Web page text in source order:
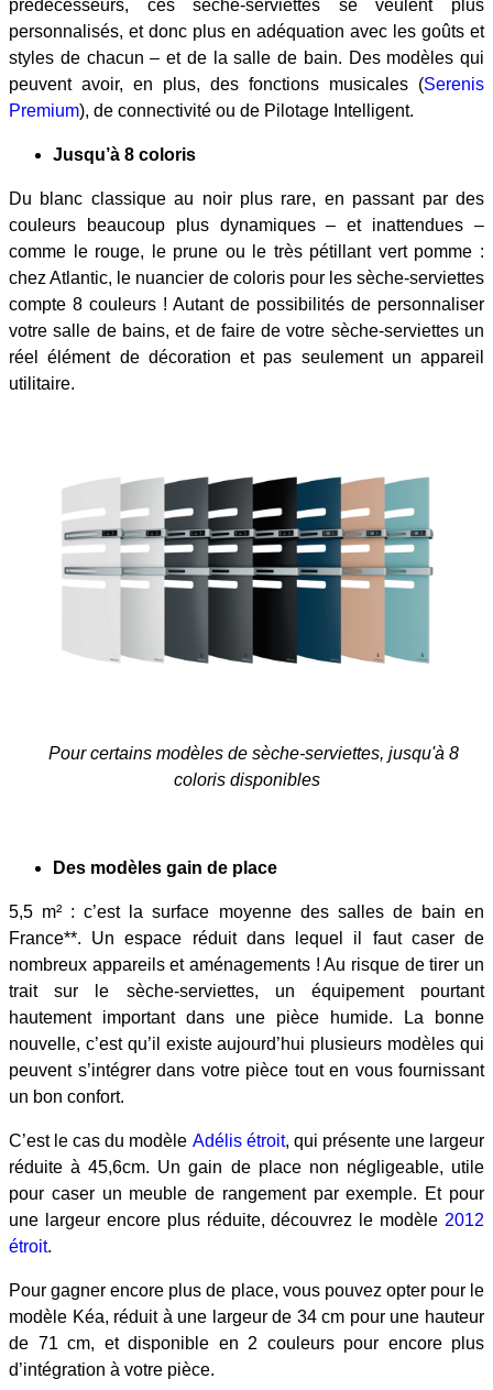
prédécesseurs, ces sèche-serviettes se veulent plus
personnalisés, et donc plus en adéquation avec les goûts et
styles de chacun – et de la salle de bain. Des modèles qui
peuvent avoir, en plus, des fonctions musicales (Serenis
Premium), de connectivité ou de Pilotage Intelligent.
Jusqu’à 8 coloris
Du blanc classique au noir plus rare, en passant par des
couleurs beaucoup plus dynamiques – et inattendues –
comme le rouge, le prune ou le très pétillant vert pomme :
chez Atlantic, le nuancier de coloris pour les sèche-serviettes
compte 8 couleurs ! Autant de possibilités de personnaliser
votre salle de bains, et de faire de votre sèche-serviettes un
réel élément de décoration et pas seulement un appareil
utilitaire.
Pour certains modèles de sèche-serviettes, jusqu'à 8
coloris disponibles
Des modèles gain de place
5,5 m² : c’est la surface moyenne des salles de bain en
France**. Un espace réduit dans lequel il faut caser de
nombreux appareils et aménagements ! Au risque de tirer un
trait sur le sèche-serviettes, un équipement pourtant
hautement important dans une pièce humide. La bonne
nouvelle, c’est qu’il existe aujourd’hui plusieurs modèles qui
peuvent s’intégrer dans votre pièce tout en vous fournissant
un bon confort.
C’est le cas du modèle Adélis étroit, qui présente une largeur
réduite à 45,6cm. Un gain de place non négligeable, utile
pour caser un meuble de rangement par exemple. Et pour
une largeur encore plus réduite, découvrez le modèle 2012
étroit.
Pour gagner encore plus de place, vous pouvez opter pour le
modèle Kéa, réduit à une largeur de 34 cm pour une hauteur
de 71 cm, et disponible en 2 couleurs pour encore plus
d’intégration à votre pièce.